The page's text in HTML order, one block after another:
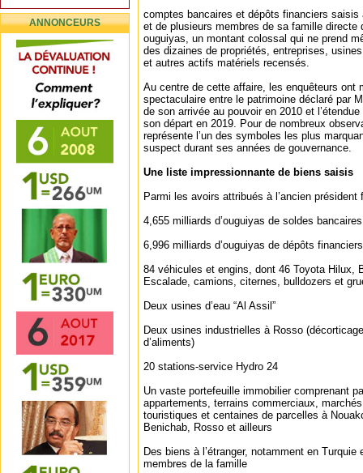
ANNONCEURS
comptes bancaires et dépôts financiers saisis
et de plusieurs membres de sa famille directe
ouguiyas, un montant colossal qui ne prend
des dizaines de propriétés, entreprises,
et autres actifs matériels recensés.
Au centre de cette affaire, les enquêteurs ont
spectaculaire entre le patrimoine déclaré par
de son arrivée au pouvoir en 2010 et
son départ en 2019. Pour de nombreux
représente l’un des symboles les plus
suspect durant ses années de gouvernance.
Une liste impressionnante de biens saisis
Parmi les avoirs attribués à l’ancien
4,655 milliards d’ouguiyas de soldes bancaires
6,996 milliards d’ouguiyas de dépôts financiers
84 véhicules et engins, dont 46 Toyota Hilux,
Escalade, camions, citernes, bulldozers et
Deux usines d’eau “Al Assil”
Deux usines industrielles à Rosso
d’aliments)
20 stations-service Hydro 24
Un vaste portefeuille immobilier comprenant
appartements, terrains commerciaux,
touristiques et centaines de parcelles à
Benichab, Rosso et ailleurs
Des biens à l’étranger, notamment en
membres de la famille